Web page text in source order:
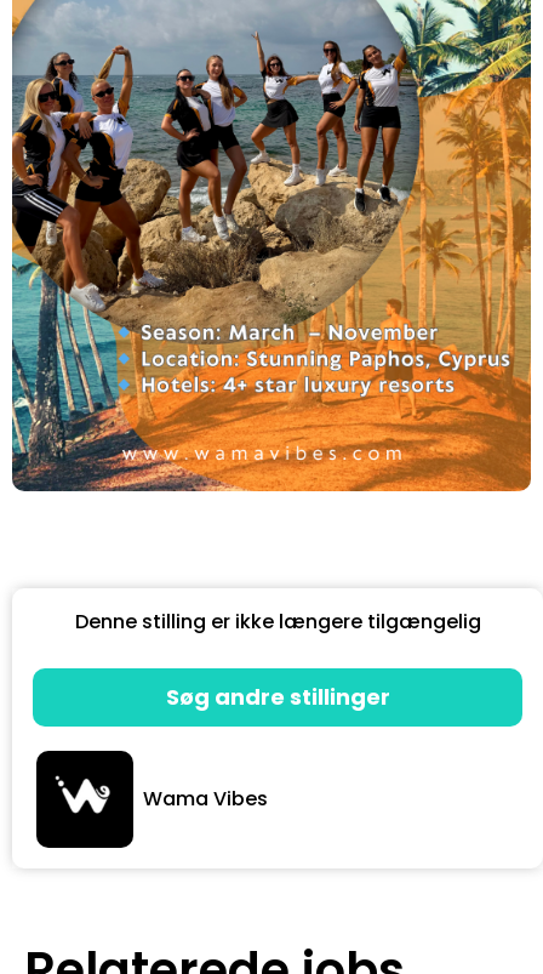
Denne stilling er ikke længere tilgængelig
Søg andre stillinger
Wama Vibes